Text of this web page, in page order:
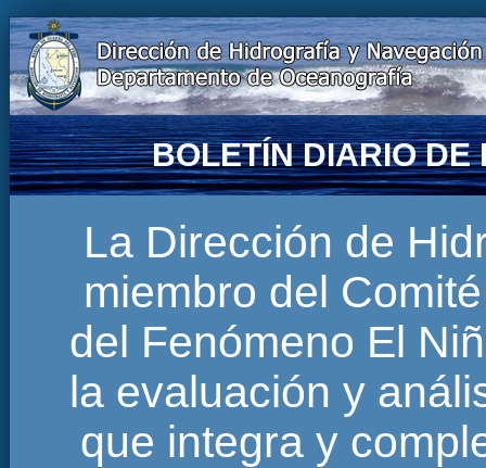
BOLETÍN DIARIO DE
La Dirección de
miembro del
del Fenómeno El
la evaluación y
que integra y